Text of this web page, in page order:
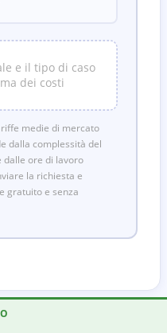
e il tipo di caso
dei costi
medie di mercato
dalla complessità del
dalle ore di lavoro
la richiesta e
gratuito e senza